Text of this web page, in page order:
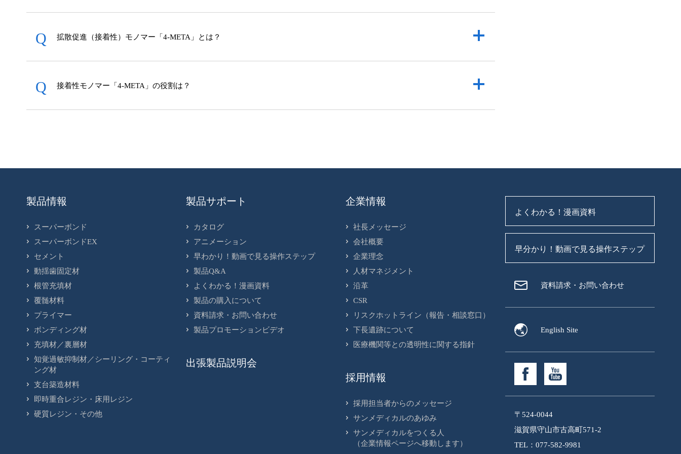
拡散促進（接着性）モノマー「4-META」とは？
接着性モノマー「4-META」の役割は？
製品情報
スーパーボンド
スーパーボンドEX
セメント
動揺歯固定材
根管充填材
覆髄材料
プライマー
ボンディング材
充填材／裏層材
知覚過敏抑制材／シーリング・コーティ
ング材
支台築造材料
即時重合レジン・床用レジン
硬質レジン・その他
製品サポート
カタログ
アニメーション
早わかり！動画で見る操作ステップ
製品Q&A
よくわかる！漫画資料
製品の購入について
資料請求・お問い合わせ
製品プロモーションビデオ
出張製品説明会
企業情報
社長メッセージ
会社概要
企業理念
人材マネジメント
沿革
CSR
リスクホットライン（報告・相談窓口）
下長遺跡について
医療機関等との透明性に関する指針
採用情報
採用担当者からのメッセージ
サンメディカルのあゆみ
サンメディカルをつくる人
（企業情報ページへ移動します）
よくわかる！漫画資料
早分かり！動画で見る操作ステップ
資料請求・お問い合わせ
English Site
〒524-0044
滋賀県守山市古高町571-2
TEL：077-582-9981